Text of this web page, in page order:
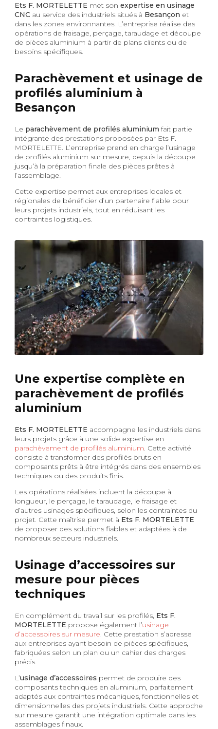
Ets F. MORTELETTE met son expertise en usinage
CNC au service des industriels situés à Besançon et
dans les zones environnantes. L’entreprise réalise des
opérations de fraisage, perçage, taraudage et découpe
de pièces aluminium à partir de plans clients ou de
besoins spécifiques.
Parachèvement et usinage de
profilés aluminium à
Besançon
Le parachèvement de profilés aluminium fait partie
intégrante des prestations proposées par Ets F.
MORTELETTE. L’entreprise prend en charge l’usinage
de profilés aluminium sur mesure, depuis la découpe
jusqu’à la préparation finale des pièces prêtes à
l’assemblage.
Cette expertise permet aux entreprises locales et
régionales de bénéficier d’un partenaire fiable pour
leurs projets industriels, tout en réduisant les
contraintes logistiques.
Une expertise complète en
parachèvement de profilés
aluminium
Ets F. MORTELETTE accompagne les industriels dans
leurs projets grâce à une solide expertise en
parachèvement de profilés aluminium. Cette activité
consiste à transformer des profilés bruts en
composants prêts à être intégrés dans des ensembles
techniques ou des produits finis.
Les opérations réalisées incluent la découpe à
longueur, le perçage, le taraudage, le fraisage et
d’autres usinages spécifiques, selon les contraintes du
projet. Cette maîtrise permet à Ets F. MORTELETTE
de proposer des solutions fiables et adaptées à de
nombreux secteurs industriels.
Usinage d’accessoires sur
mesure pour pièces
techniques
En complément du travail sur les profilés, Ets F.
MORTELETTE propose également l’usinage
d’accessoires sur mesure. Cette prestation s’adresse
aux entreprises ayant besoin de pièces spécifiques,
fabriquées selon un plan ou un cahier des charges
précis.
L’usinage d’accessoires permet de produire des
composants techniques en aluminium, parfaitement
adaptés aux contraintes mécaniques, fonctionnelles et
dimensionnelles des projets industriels. Cette approche
sur mesure garantit une intégration optimale dans les
assemblages finaux.